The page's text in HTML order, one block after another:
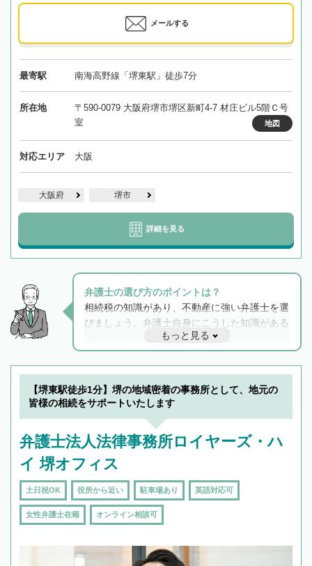
メールする
最寄駅 南海高野線「堺東駅」徒歩7分
所在地
〒590-0079 大阪府堺市堺区新町4-7 材庄ビル5階Ｃ号
室
地図
対応エリア 大阪
大阪府 堺市
詳細を見る
弁護士の選び方のポイントは？
相続税の知識があり、不動産に強い弁護士を選
びましょう。弁護士自身にこうした知識がある
と他士業との連携もスムーズに進み、トラブル
解決のみならず相続をトータルで任せることが
できます。また、相続は感情がからむ分野なの
でフィーリングも重要です。実際に電話や面談
で複数の弁護士と会話をしてウマが合う方に依
もっと見る
【堺東駅徒歩1分】堺の地域密着の事務所として、地元の
皆様の相続をサポートいたします
弁護士法人法律事務所ロイヤーズ・ハ
イ 堺オフィス
土日祝OK 役所から近い 駐車場あり 英語対応可
女性弁護士在籍 オンライン相談可